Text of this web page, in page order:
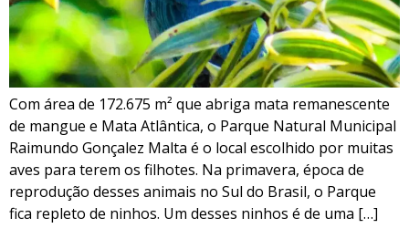
Com área de 172.675 m² que abriga mata remanescente
de mangue e Mata Atlântica, o Parque Natural Municipal
Raimundo Gonçalez Malta é o local escolhido por muitas
aves para terem os filhotes. Na primavera, época de
reprodução desses animais no Sul do Brasil, o Parque
fica repleto de ninhos. Um desses ninhos é de uma […]